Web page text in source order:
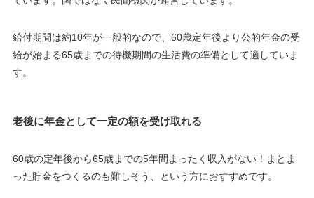
給付期間は約10年が一般的なので、60歳定年後より公的年金の受
給が始まる65歳までの待機期間の生活費の準備として適していま
す。
老後に年金として一定の額を受け取れる
60歳の定年後から65歳までの5年間まったく収入がない！まとま
った貯金をつくるのも難しそう、という方におすすめです。